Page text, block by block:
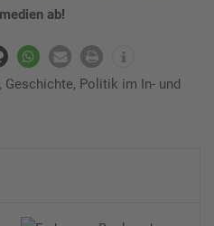
ab!
, Geschichte, Politik im In- und